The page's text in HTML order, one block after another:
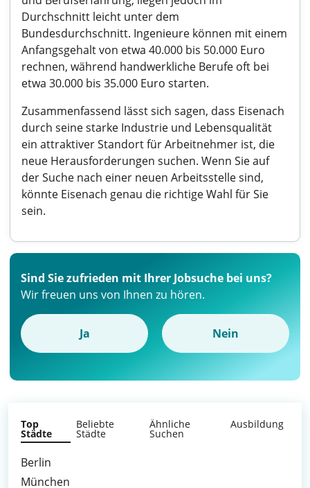
Durchschnitt leicht unter dem
Bundesdurchschnitt. Ingenieure können mit einem
Anfangsgehalt von etwa 40.000 bis 50.000 Euro
rechnen, während handwerkliche Berufe oft bei
etwa 30.000 bis 35.000 Euro starten.
Zusammenfassend lässt sich sagen, dass Eisenach
durch seine starke Industrie und Lebensqualität
ein attraktiver Standort für Arbeitnehmer ist, die
neue Herausforderungen suchen. Wenn Sie auf
der Suche nach einer neuen Arbeitsstelle sind,
könnte Eisenach genau die richtige Wahl für Sie
sein.
Sind Sie zufrieden mit Ihrer Jobsuche bei uns?
Wir freuen uns von Ihnen zu hören.
Ja Nein
Top
Städte
Beliebte
Städte
Ähnliche
Suchen
Ausbildung
Berlin
München